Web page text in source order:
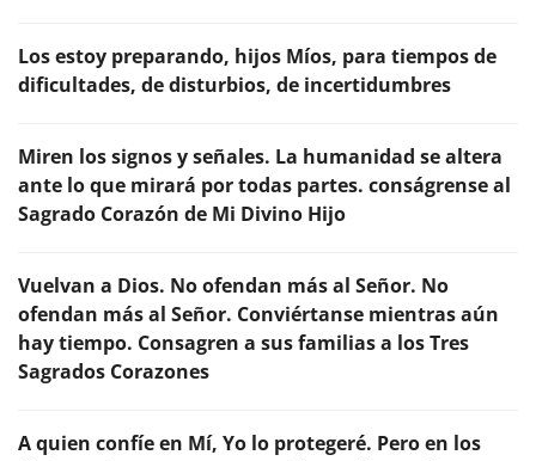
Los estoy preparando, hijos Míos, para tiempos de
dificultades, de disturbios, de incertidumbres
Miren los signos y señales. La humanidad se altera
ante lo que mirará por todas partes. conságrense al
Sagrado Corazón de Mi Divino Hijo
Vuelvan a Dios. No ofendan más al Señor. No
ofendan más al Señor. Conviértanse mientras aún
hay tiempo. Consagren a sus familias a los Tres
Sagrados Corazones
A quien confíe en Mí, Yo lo protegeré. Pero en los